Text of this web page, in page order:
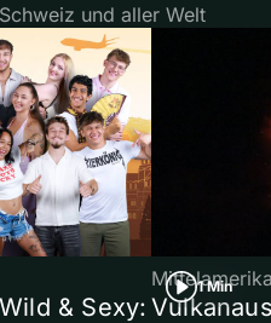
und aller Welt
& Sexy:
1 Min